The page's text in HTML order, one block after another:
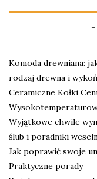
Komoda drewniana:
rodzaj drewna i
Ceramiczne Kołki
Wyjątkowe chwile
ślub i poradniki
Jak poprawić swoje
Praktyczne porady